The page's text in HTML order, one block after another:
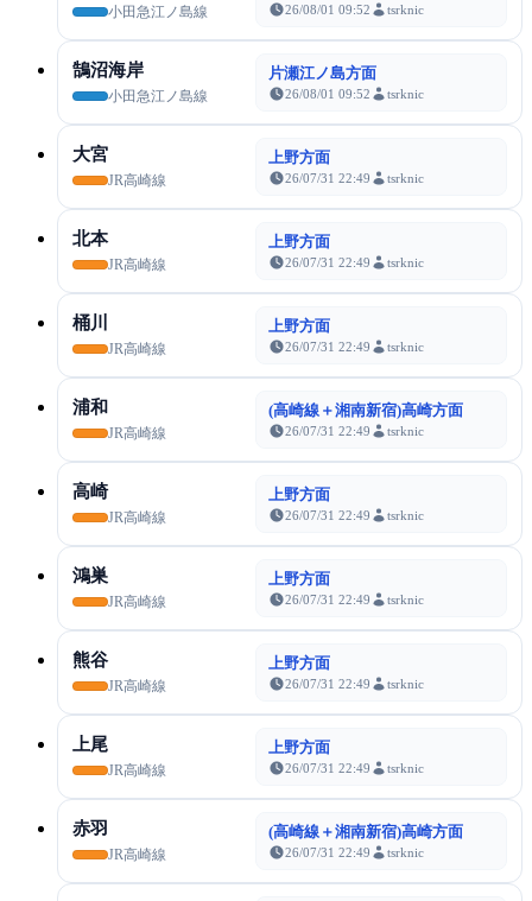
小田急江ノ島線 26/08/01 09:52 tsrknic
鵠沼海岸
小田急江ノ島線
片瀬江ノ島方面
26/08/01 09:52 tsrknic
大宮
JR高崎線
上野方面
26/07/31 22:49 tsrknic
北本
JR高崎線
上野方面
26/07/31 22:49 tsrknic
桶川
JR高崎線
上野方面
26/07/31 22:49 tsrknic
浦和
JR高崎線
(高崎線＋湘南新宿)高崎方面
26/07/31 22:49 tsrknic
高崎
JR高崎線
上野方面
26/07/31 22:49 tsrknic
鴻巣
JR高崎線
上野方面
26/07/31 22:49 tsrknic
熊谷
JR高崎線
上野方面
26/07/31 22:49 tsrknic
上尾
JR高崎線
上野方面
26/07/31 22:49 tsrknic
赤羽
JR高崎線
(高崎線＋湘南新宿)高崎方面
26/07/31 22:49 tsrknic